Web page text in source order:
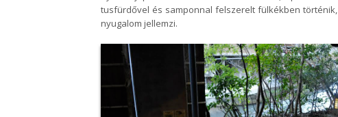
tusfürdővel és samponnal felszerelt fülkékben
nyugalom jellemzi.